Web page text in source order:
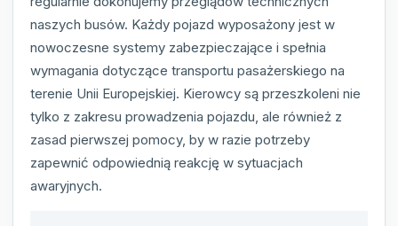
naszych busów. Każdy pojazd wyposażony jest w
nowoczesne systemy zabezpieczające i spełnia
wymagania dotyczące transportu pasażerskiego na
terenie Unii Europejskiej. Kierowcy są przeszkoleni nie
tylko z zakresu prowadzenia pojazdu, ale również z
zasad pierwszej pomocy, by w razie potrzeby
zapewnić odpowiednią reakcję w sytuacjach
awaryjnych.